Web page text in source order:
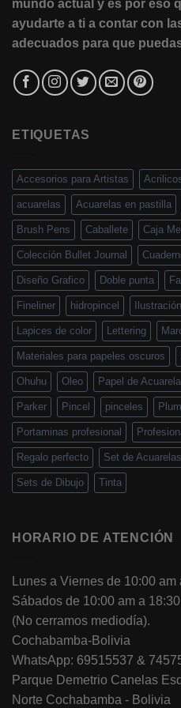
mundo actual y es por eso
ayudarte a ti a contar con
adecuados para que
ETIQUETAS
Accesorios para Artistas
acuarelas Acuarelas en pastilla
Brush Pens Caballete Caja
Colección Bullet Journal
Diseño Grafico Doble punta
Fineliner hidropincel Ilustración
Lapices de color Lettering
Materiales para papeles oscuros
Ohuhu Oleo Papel de Acuarela
Parker Pincel pinceles
Portaminas profesional
Regalo perfecto Set de Acuarelas
Sets de Dibujo Tinta
HORARIO DE ATENCIÓN
Lunes a Viernes de 10:00
Sábados de 10:00 am a
(No cerramos mediodía).
Cochabamba-Bolivia
WhatsApp: 69515537 &
Parque Demetrio Canelas
Norte Cochabamba - Bolivia